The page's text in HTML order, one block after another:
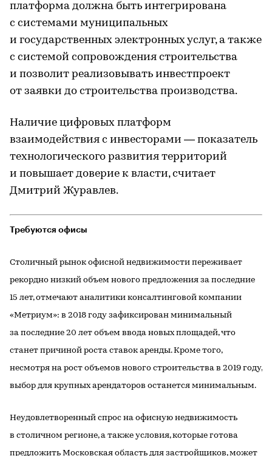
платформа должна быть интегрирована
с системами муниципальных
и государственных электронных услуг, а также
с системой сопровождения строительства
и позволит реализовывать инвестпроект
от заявки до строительства производства.
Наличие цифровых платформ
взаимодействия с инвесторами — показатель
технологического развития территорий
и повышает доверие к власти, считает
Дмитрий Журавлев.
Требуются офисы
Столичный рынок офисной недвижимости переживает
рекордно низкий объем нового предложения за последние
15 лет, отмечают аналитики консалтинговой компании
«Метриум»: в 2018 году зафиксирован минимальный
за последние 20 лет объем ввода новых площадей, что
станет причиной роста ставок аренды. Кроме того,
несмотря на рост объемов нового строительства в 2019 году,
выбор для крупных арендаторов останется минимальным.
Неудовлетворенный спрос на офисную недвижимость
в столичном регионе, а также условия, которые готова
предложить Московская область для застройщиков, может